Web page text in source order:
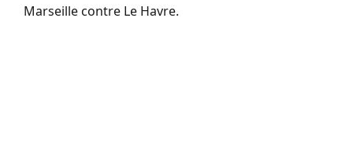
Marseille contre Le Havre.